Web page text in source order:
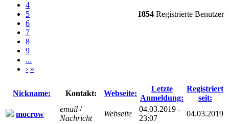
4
5
6
7
8
9
...
› »
1854 Registrierte Benutzer
Nickname: Kontakt: Webseite:
Letzte
Anmeldung:
Registriert
seit:
mocrow
email /
Nachricht
Webseite
04.03.2019 -
23:07
04.03.2019